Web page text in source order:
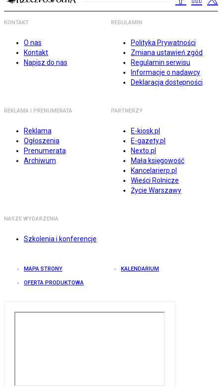
KONTAKT
O nas
Kontakt
Napisz do nas
REGULAMIN
Polityka Prywatności
Zmiana ustawień zgód
Regulamin serwisu
Informacje o nadawcy
Deklaracja dostępności
REKLAMA I PRENUMERATA
Reklama
Ogłoszenia
Prenumerata
Archiwum
PARTNERZY
E-kiosk.pl
E-gazety.pl
Nexto.pl
Mała księgowość
Kancelarierp.pl
Wieści Rolnicze
Życie Warszawy
NASZE WYDARZENIA
Szkolenia i konferencje
MAPA STRONY KALENDARIUM
OFERTA PRODUKTOWA